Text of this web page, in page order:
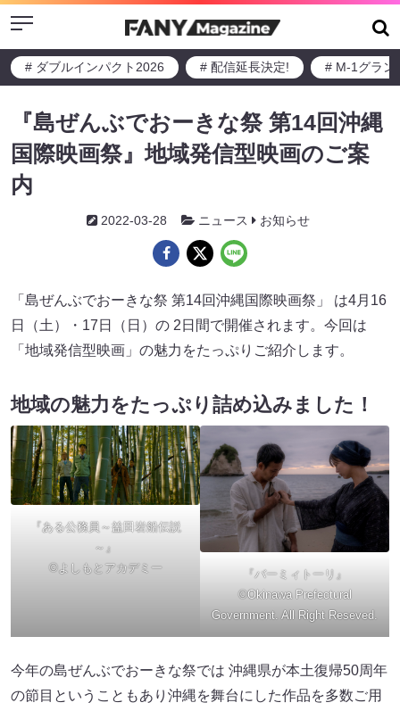
Menu
# ダブルインパクト2026 # 配信延長決定! # M-1グラン
『島ぜんぶでおーきな祭 第14回沖縄
国際映画祭』地域発信型映画のご案
内
2022-03-28 ニュース お知らせ
「島ぜんぶでおーきな祭 第14回沖縄国際映画祭」 は4月16
日（土）・17日（日）の 2日間で開催されます。今回は
「地域発信型映画」の魅力をたっぷりご紹介します。
地域の魅力をたっぷり詰め込みました！
『ある公務員～益田岩船伝説
～』
©よしもとアカデミー
『バーミィトーリ』
©Okinawa Prefectural
Government. All Right Reseved.
今年の島ぜんぶでおーきな祭では 沖縄県が本土復帰50周年
の節目ということもあり沖縄を舞台にした作品を多数ご用